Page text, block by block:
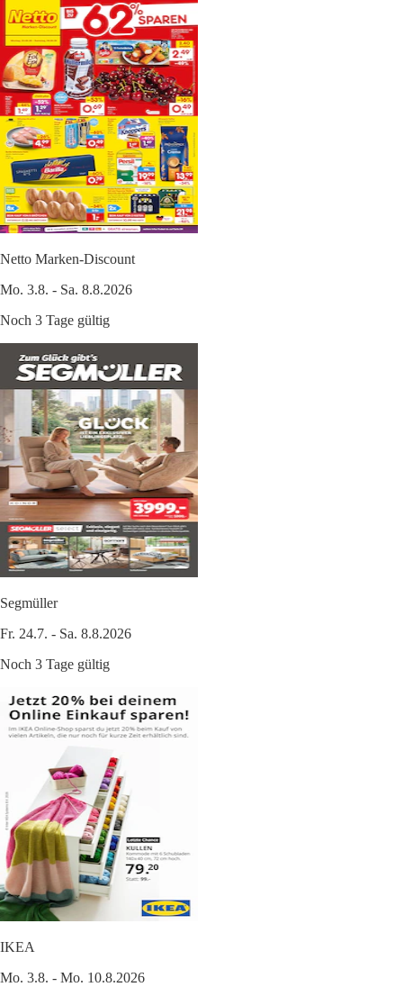
Netto Marken-Discount
Mo. 3.8. - Sa. 8.8.2026
Noch 3 Tage gültig
Segmüller
Fr. 24.7. - Sa. 8.8.2026
Noch 3 Tage gültig
IKEA
Mo. 3.8. - Mo. 10.8.2026